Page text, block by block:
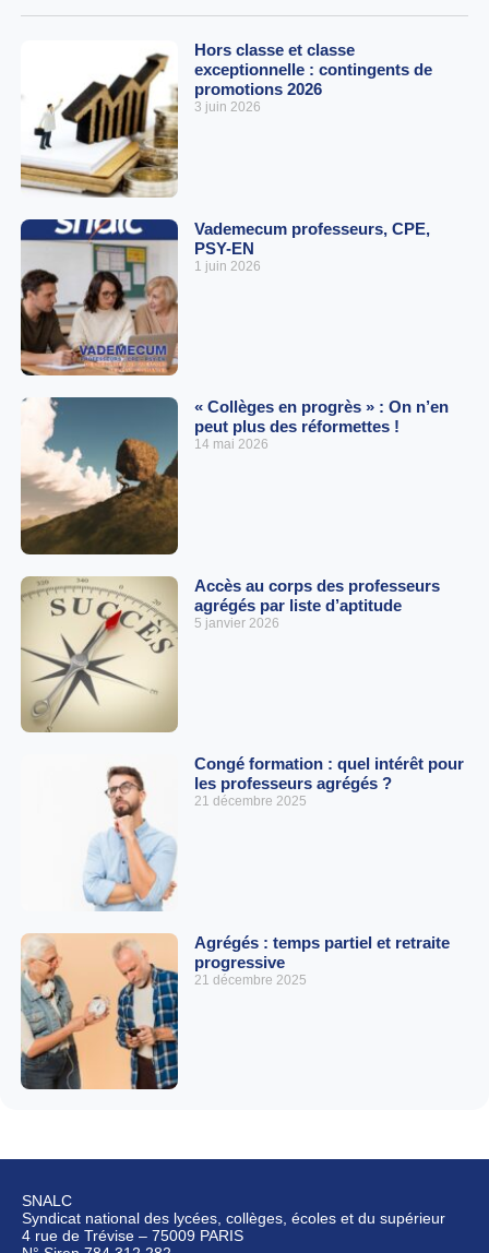
Hors classe et classe
exceptionnelle : contingents de
promotions 2026
3 juin 2026
Vademecum professeurs, CPE,
PSY-EN
1 juin 2026
« Collèges en progrès » : On n’en
peut plus des réformettes !
14 mai 2026
Accès au corps des professeurs
agrégés par liste d’aptitude
5 janvier 2026
Congé formation : quel intérêt pour
les professeurs agrégés ?
21 décembre 2025
Agrégés : temps partiel et retraite
progressive
21 décembre 2025
SNALC
Syndicat national des lycées, collèges, écoles et du supérieur
4 rue de Trévise – 75009 PARIS